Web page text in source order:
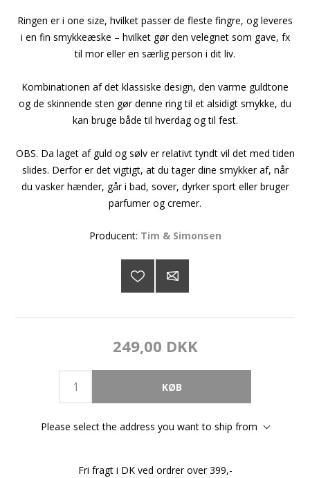
Ringen er i one size, hvilket passer de fleste fingre, og leveres
i en fin smykkeæske – hvilket gør den velegnet som gave, fx
til mor eller en særlig person i dit liv.
Kombinationen af det klassiske design, den varme guldtone
og de skinnende sten gør denne ring til et alsidigt smykke, du
kan bruge både til hverdag og til fest.
OBS. Da laget af guld og sølv er relativt tyndt vil det med tiden
slides. Derfor er det vigtigt, at du tager dine smykker af, når
du vasker hænder, går i bad, sover, dyrker sport eller bruger
parfumer og cremer.
Producent: Tim & Simonsen
249,00 DKK
Please select the address you want to ship from
Fri fragt i DK ved ordrer over 399,-